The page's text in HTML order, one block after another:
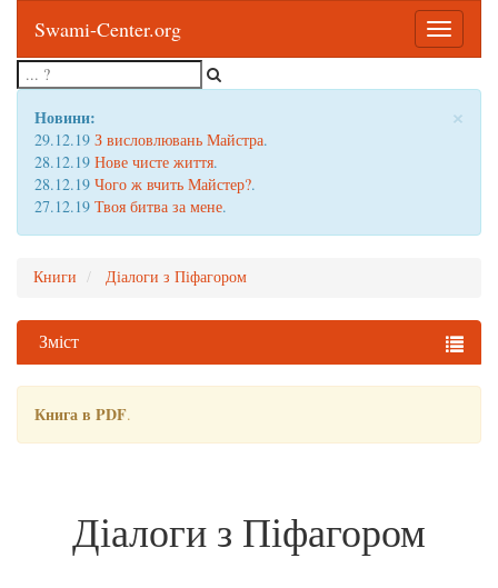
Toggle
Swami-Center.org
×
Новини:
29.12.19 З висловлювань Майстра.
28.12.19 Нове чисте життя.
28.12.19 Чого ж вчить Майстер?.
27.12.19 Твоя битва за мене.
Книги Діалоги з Піфагором
Зміст
Книга в PDF.
Діалоги з Піфагором